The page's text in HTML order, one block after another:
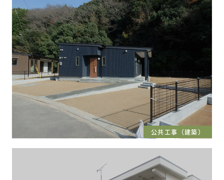
公共工事（建築）